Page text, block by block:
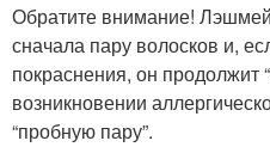
Обратите внимание!
сначала пару волосков и,
покраснения, он продолжит
возникновении
“пробную пару”.